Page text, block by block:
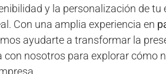
y la personalización de
Con una amplia experiencia en
ayudarte a transformar la
nosotros para explorar cómo